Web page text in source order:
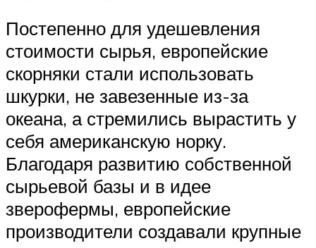
Постепенно для удешевления
стоимости сырья, европейские
скорняки стали использовать
шкурки, не завезенные из-за
океана, а стремились вырастить у
себя американскую норку.
Благодаря развитию собственной
сырьевой базы и в идее
зверофермы, европейские
производители создавали крупные